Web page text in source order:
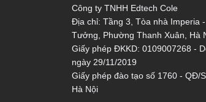
Công ty TNHH Edtech Cole
Địa chỉ: Tầng 3, Tòa nhà Imperia
Tưởng, Phường Thanh Xuân, Hà
Giấy phép ĐKKD: 0109007268 -
ngày 29/11/2019
Giấy phép đào tạo số 1760 - QĐ/
Hà Nội